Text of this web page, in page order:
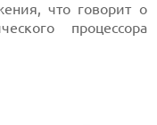
что говорит о
процессора